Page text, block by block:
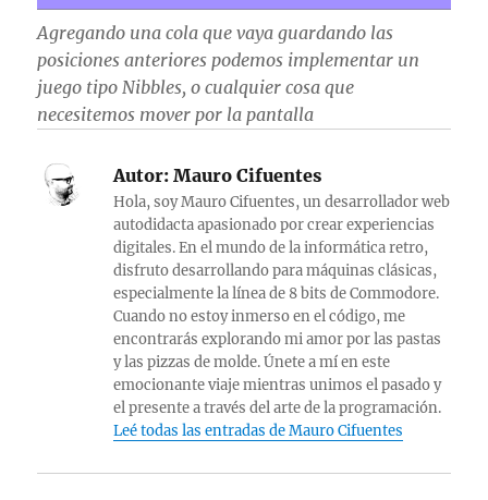
Agregando una cola que vaya guardando las
posiciones anteriores podemos implementar un
juego tipo Nibbles, o cualquier cosa que
necesitemos mover por la pantalla
Autor: Mauro Cifuentes
Hola, soy Mauro Cifuentes, un desarrollador web
autodidacta apasionado por crear experiencias
digitales. En el mundo de la informática retro,
disfruto desarrollando para máquinas clásicas,
especialmente la línea de 8 bits de Commodore.
Cuando no estoy inmerso en el código, me
encontrarás explorando mi amor por las pastas
y las pizzas de molde. Únete a mí en este
emocionante viaje mientras unimos el pasado y
el presente a través del arte de la programación.
Leé todas las entradas de Mauro Cifuentes